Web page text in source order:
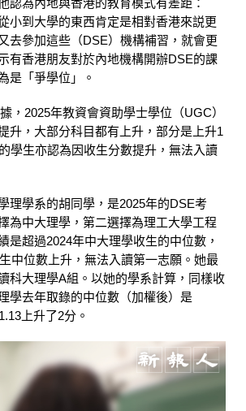
小到大學的東西肯定是相對香港來説更
去參加這些（DSE）機構補習，就會更
有香港朋友對於內地機構開辦DSE的課
是「爭學位」。
，2025年教資會資助學士學位（UGC）
升，大部分科目都有上升，部分是上升1
學生亦認為因收生分數提升，無法入讀
理學系的胡同學，是2025年的DSE考
為中大理學，第二選擇為理工大學工程
是超過2024年中大理學收生的中位數，
中位數上升，無法入讀第一志願。她最
科大理學A組。以她的學系計算，同樣收
學去年取錄的中位數（加權後）是
上升了2分。